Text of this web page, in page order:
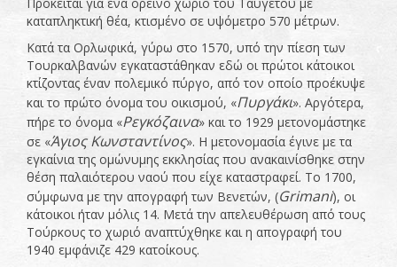
καταπληκτική θέα, κτισμένο σε υψόμετρο 570 μέτρων.
Κατά τα Ορλωφικά, γύρω στο 1570, υπό την πίεση των
Τουρκαλβανών εγκαταστάθηκαν εδώ οι πρώτοι κάτοικοι
κτίζοντας έναν πολεμικό πύργο, από τον οποίο προέκυψε
και το πρώτο όνομα του οικισμού, «Πυργάκι». Αργότερα,
πήρε το όνομα «Ρεγκόζαινα» και το 1929 μετονομάστηκε
σε «Άγιος Κωνσταντίνος». Η μετονομασία έγινε με τα
εγκαίνια της ομώνυμης εκκλησίας που ανακαινίσθηκε στην
θέση παλαιότερου ναού που είχε καταστραφεί. Το 1700,
σύμφωνα με την απογραφή των Βενετών, (Grimani), οι
κάτοικοι ήταν μόλις 14. Μετά την απελευθέρωση από τους
Τούρκους το χωριό αναπτύχθηκε και η απογραφή του
1940 εμφάνιζε 429 κατοίκους.